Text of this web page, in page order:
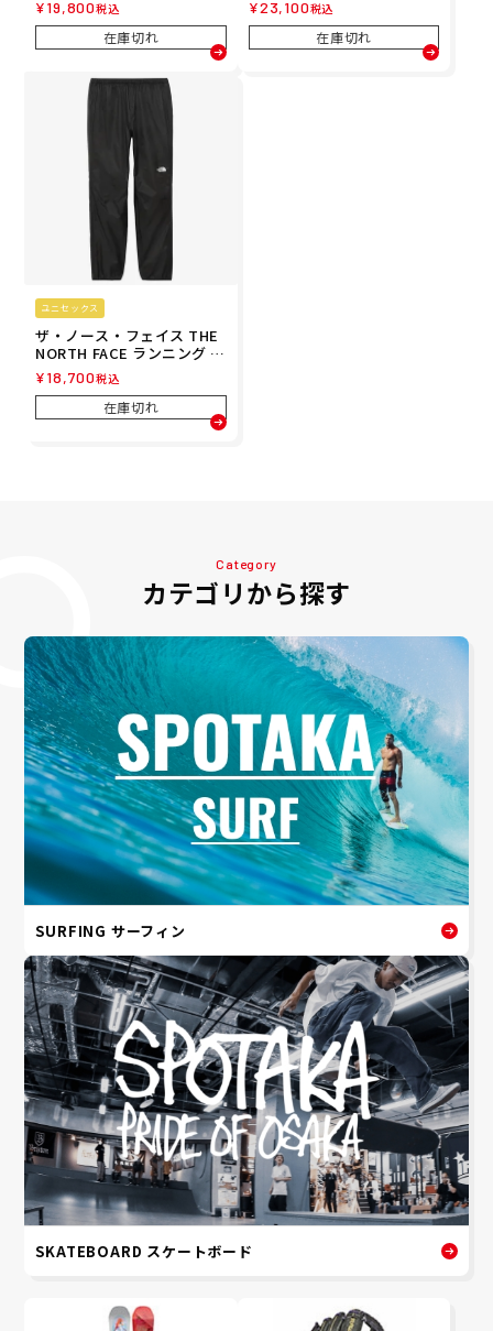
ング パンツ 長ズボン アード
ウォーム パンツ ARD WARM
PANT NBW82505-K レディ
¥19,800税込
在庫切れ
ロング パンツ 長ズボン レッ
ド ラン ロング パンツ RED
RUN LONG PANT NYW8257
¥23,100税込
在庫切れ
ユニセックス
ザ・ノース・フェイス THE
NORTH FACE ランニング ト
レーニング ウェア ボトムス
ロング パンツ 長ズボン スト
ライク トレイル パンツ STR
IKE TRAIL PANT NP62577-
¥18,700税込
在庫切れ
Category
カテゴリから探す
SURFING サーフィン
SKATEBOARD スケートボード